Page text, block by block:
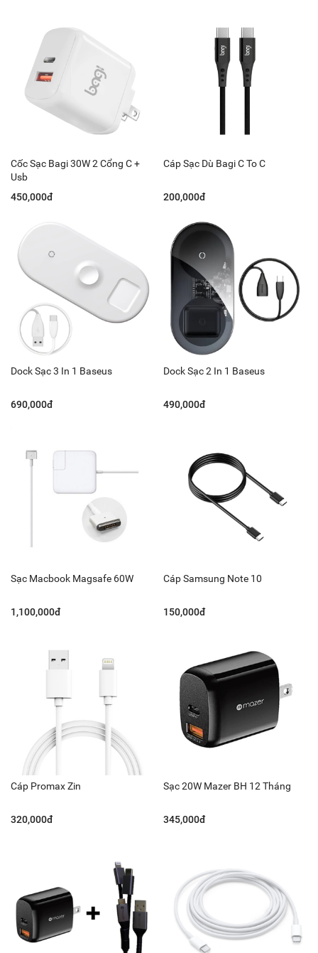
Cốc Sạc Bagi 30W 2 Cổng C +
Usb
450,000đ
Cáp Sạc Dù Bagi C To C
200,000đ
Dock Sạc 3 In 1 Baseus
690,000đ
Dock Sạc 2 In 1 Baseus
490,000đ
Sạc Macbook Magsafe 60W
1,100,000đ
Cáp Samsung Note 10
150,000đ
Cáp Promax Zin
320,000đ
Sạc 20W Mazer BH 12 Tháng
345,000đ